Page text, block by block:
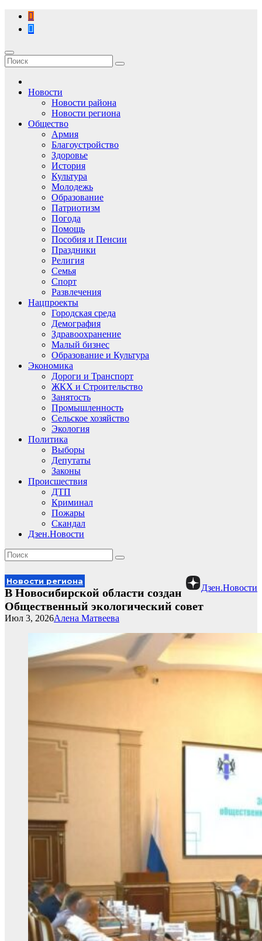
Перейти
содержимому
Новости
Новости района
Новости региона
Общество
Армия
Благоустройство
Здоровье
История
Культура
Молодежь
Образование
Патриотизм
Погода
Помощь
Пособия и Пенсии
Праздники
Религия
Семья
Спорт
Развлечения
Нацпроекты
Городская среда
Демография
Здравоохранение
Малый бизнес
Образование и Культура
Экономика
Дороги и Транспорт
ЖКХ и Строительство
Занятость
Промышленность
Сельское хозяйство
Экология
Политика
Выборы
Депутаты
Законы
Происшествия
ДТП
Криминал
Пожары
Скандал
Дзен.Новости
Дзен.Новости
Новости региона
В Новосибирской области создан
Общественный экологический совет
Алена Матвеева
Июл 3, 2026